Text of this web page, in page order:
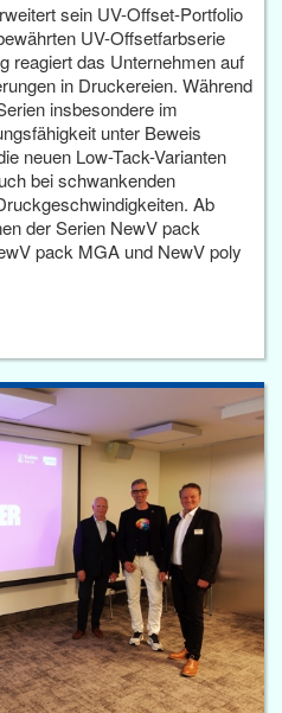
sein UV-Offset-Portfolio
UV-Offsetfarbserie
reagiert das Unternehmen auf
in Druckereien. Während
insbesondere im
unter Beweis
neuen Low-Tack-Varianten
bei schwankenden
Ab
der Serien NewV pack
pack MGA und NewV poly